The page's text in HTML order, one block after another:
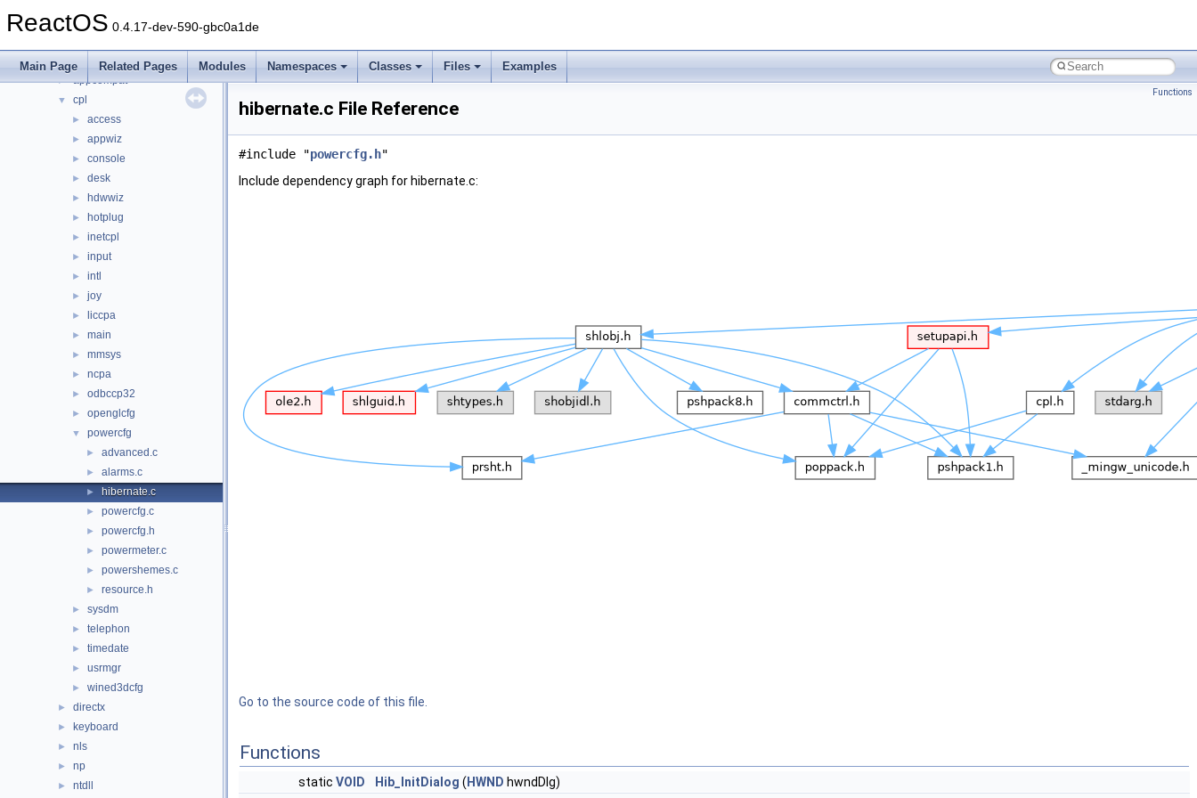
ReactOS 0.4.17-dev-590-gbc0a1de
Main Page Related Pages Modules Namespaces Classes Files Examples
► boot
► 3rdparty
► appcompat
▼ cpl
► access
► appwiz
► console
► desk
► hdwwiz
► hotplug
► inetcpl
► input
► intl
► joy
► liccpa
► main
► mmsys
► ncpa
► odbccp32
► openglcfg
▼ powercfg
► advanced.c
► alarms.c
► hibernate.c
► powercfg.c
► powercfg.h
► powermeter.c
► powershemes.c
► resource.h
► sysdm
► telephon
► timedate
► usrmgr
► wined3dcfg
► directx
► keyboard
► nls
► np
► ntdll
Functions
hibernate.c File Reference
#include "powercfg.h"
Include dependency graph for hibernate.c:
Go to the source code of this file.
Functions
static VOID Hib_InitDialog ( HWND hwndDlg)